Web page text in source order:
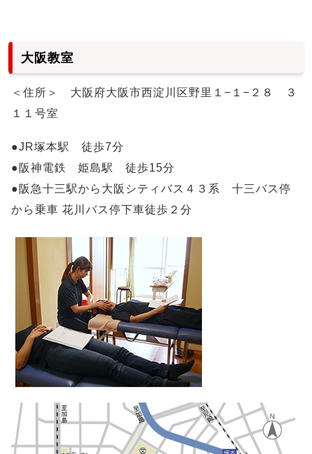
大阪教室
＜住所＞ 大阪府大阪市西淀川区野里１−１−２８ ３
１１号室
●JR塚本駅 徒歩7分
●阪神電鉄 姫島駅 徒歩15分
●阪急十三駅から大阪シティバス４３系 十三バス停
から乗車 花川バス停下車徒歩２分